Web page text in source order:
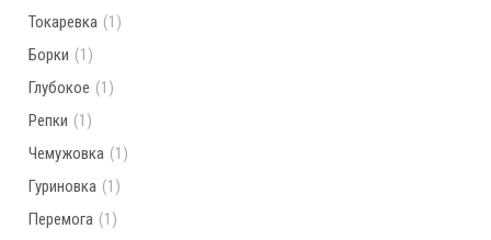
Токаревка (1)
Борки (1)
Глубокое (1)
Репки (1)
Чемужовка (1)
Гуриновка (1)
Перемога (1)